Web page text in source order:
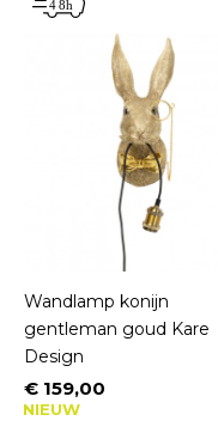
Wandlamp konijn
gentleman goud Kare
Design
Prijs
€ 159,00
NIEUW